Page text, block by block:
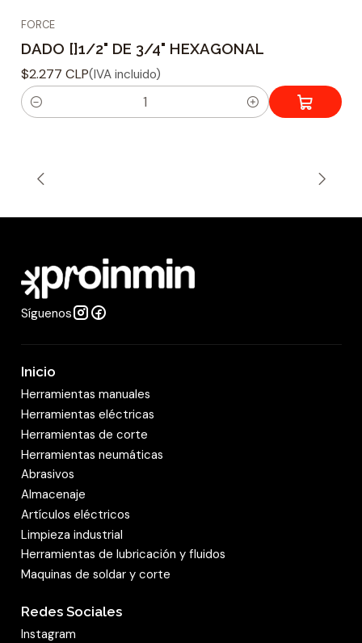
FORCE
DADO []1/2" DE 3/4" HEXAGONAL
$2.277 CLP(IVA incluido)
C
d
Síguenos
Inicio
Herramientas manuales
Herramientas eléctricas
Herramientas de corte
Herramientas neumáticas
Abrasivos
Almacenaje
Artículos eléctricos
Limpieza industrial
Herramientas de lubricación y fluidos
Maquinas de soldar y corte
Redes Sociales
Instagram